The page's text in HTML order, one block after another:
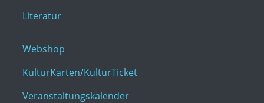
Literatur
Webshop
KulturKarten/KulturTicket
Veranstaltungskalender